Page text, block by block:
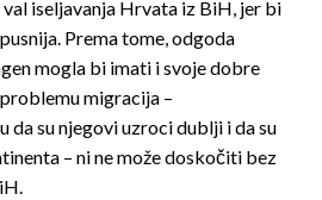
val iseljavanja Hrvata iz BiH, jer bi
Prema tome, odgoda
mogla bi imati i svoje dobre
migracija –
da su njegovi uzroci dublji i da su
– ni ne može doskočiti bez